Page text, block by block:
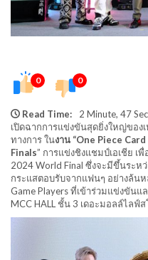
0 0
Read Time:
2 Minute, 47
เปิดฉากการแข่งขันสุดยิ่งใหญ่ของ
ทางการ ในงาน “One Piece
Finals” การแข่งชิงแชมป์เอเชีย เ
2024 World Final ซึ่งจะมีขึ้นระห
กระแสตอบรับจากแฟนๆ อย่างล้นห
Game Players ที่เข้าร่วมแข่งขัน
MCC HALL ชั้น 3 เดอะมอลล์ไลฟ์ส